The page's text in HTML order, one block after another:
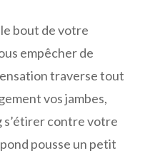
bout de votre
empêcher de
traverse tout
vos jambes,
s’étirer contre votre
pousse un petit